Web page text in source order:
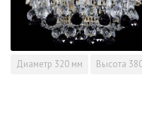
Диаметр 320 мм Высота